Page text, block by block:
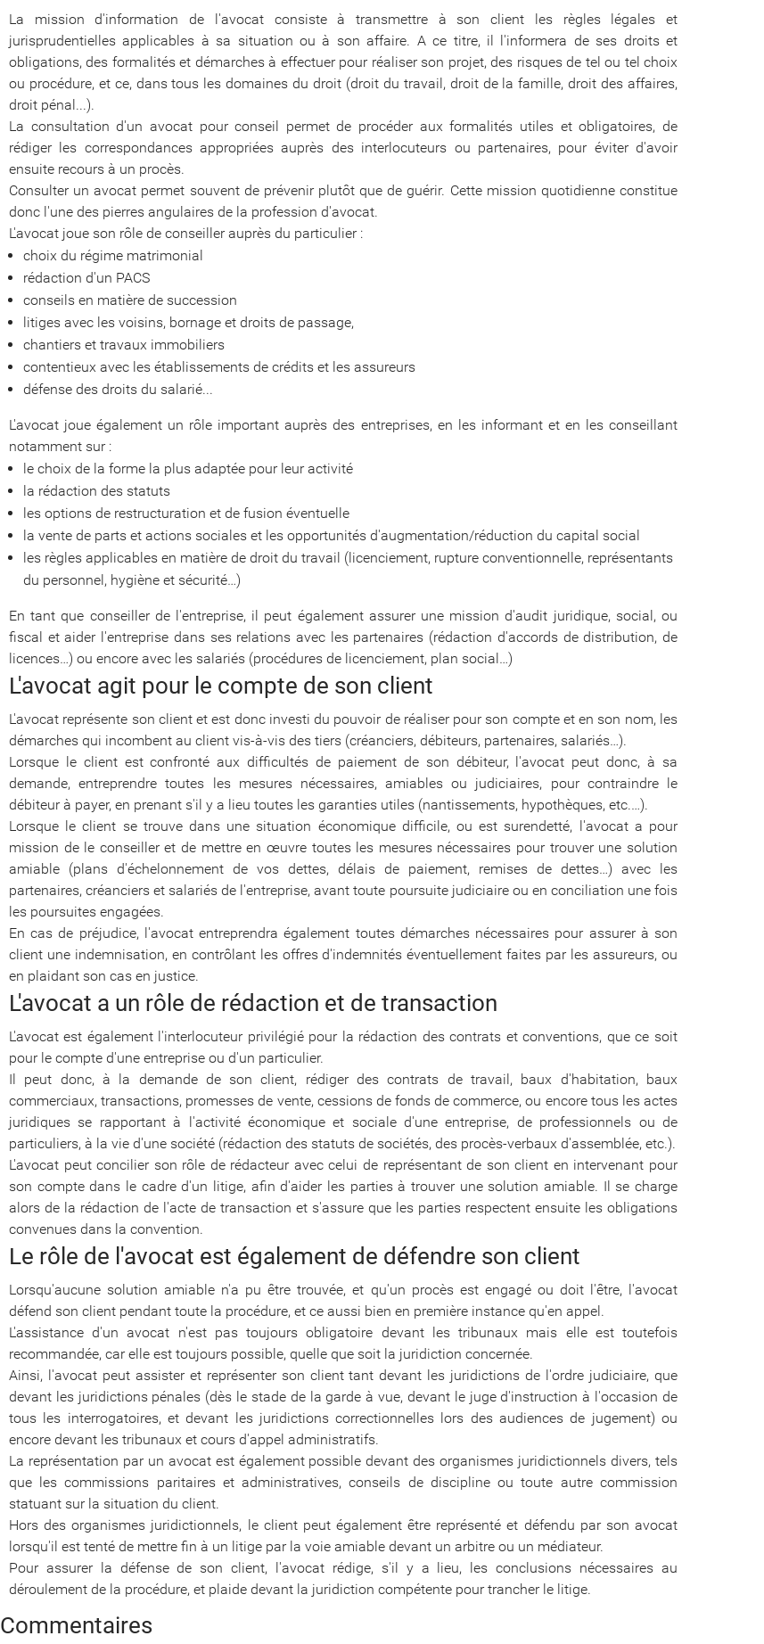
La mission d'information de l'avocat consiste à transmettre à son client les règles légales et
jurisprudentielles applicables à sa situation ou à son affaire. A ce titre, il l'informera de ses droits et
obligations, des formalités et démarches à effectuer pour réaliser son projet, des risques de tel ou tel choix
ou procédure, et ce, dans tous les domaines du droit (droit du travail, droit de la famille, droit des affaires,
droit pénal...).
La consultation d'un avocat pour conseil permet de procéder aux formalités utiles et obligatoires, de
rédiger les correspondances appropriées auprès des interlocuteurs ou partenaires, pour éviter d'avoir
ensuite recours à un procès.
Consulter un avocat permet souvent de prévenir plutôt que de guérir. Cette mission quotidienne constitue
donc l'une des pierres angulaires de la profession d'avocat.
L'avocat joue son rôle de conseiller auprès du particulier :
choix du régime matrimonial
rédaction d'un PACS
conseils en matière de succession
litiges avec les voisins, bornage et droits de passage,
chantiers et travaux immobiliers
contentieux avec les établissements de crédits et les assureurs
défense des droits du salarié...
L'avocat joue également un rôle important auprès des entreprises, en les informant et en les conseillant
notamment sur :
le choix de la forme la plus adaptée pour leur activité
la rédaction des statuts
les options de restructuration et de fusion éventuelle
la vente de parts et actions sociales et les opportunités d'augmentation/réduction du capital social
les règles applicables en matière de droit du travail (licenciement, rupture conventionnelle, représentants
du personnel, hygiène et sécurité…)
En tant que conseiller de l'entreprise, il peut également assurer une mission d'audit juridique, social, ou
fiscal et aider l'entreprise dans ses relations avec les partenaires (rédaction d'accords de distribution, de
licences…) ou encore avec les salariés (procédures de licenciement, plan social…)
L'avocat agit pour le compte de son client
L'avocat représente son client et est donc investi du pouvoir de réaliser pour son compte et en son nom, les
démarches qui incombent au client vis-à-vis des tiers (créanciers, débiteurs, partenaires, salariés…).
Lorsque le client est confronté aux difficultés de paiement de son débiteur, l'avocat peut donc, à sa
demande, entreprendre toutes les mesures nécessaires, amiables ou judiciaires, pour contraindre le
débiteur à payer, en prenant s'il y a lieu toutes les garanties utiles (nantissements, hypothèques, etc.…).
Lorsque le client se trouve dans une situation économique difficile, ou est surendetté, l'avocat a pour
mission de le conseiller et de mettre en œuvre toutes les mesures nécessaires pour trouver une solution
amiable (plans d'échelonnement de vos dettes, délais de paiement, remises de dettes…) avec les
partenaires, créanciers et salariés de l'entreprise, avant toute poursuite judiciaire ou en conciliation une fois
les poursuites engagées.
En cas de préjudice, l'avocat entreprendra également toutes démarches nécessaires pour assurer à son
client une indemnisation, en contrôlant les offres d'indemnités éventuellement faites par les assureurs, ou
en plaidant son cas en justice.
L'avocat a un rôle de rédaction et de transaction
L'avocat est également l'interlocuteur privilégié pour la rédaction des contrats et conventions, que ce soit
pour le compte d'une entreprise ou d'un particulier.
Il peut donc, à la demande de son client, rédiger des contrats de travail, baux d'habitation, baux
commerciaux, transactions, promesses de vente, cessions de fonds de commerce, ou encore tous les actes
juridiques se rapportant à l'activité économique et sociale d'une entreprise, de professionnels ou de
particuliers, à la vie d'une société (rédaction des statuts de sociétés, des procès-verbaux d'assemblée, etc.).
L'avocat peut concilier son rôle de rédacteur avec celui de représentant de son client en intervenant pour
son compte dans le cadre d'un litige, afin d'aider les parties à trouver une solution amiable. Il se charge
alors de la rédaction de l'acte de transaction et s'assure que les parties respectent ensuite les obligations
convenues dans la convention.
Le rôle de l'avocat est également de défendre son client
Lorsqu'aucune solution amiable n'a pu être trouvée, et qu'un procès est engagé ou doit l'être, l'avocat
défend son client pendant toute la procédure, et ce aussi bien en première instance qu'en appel.
L'assistance d'un avocat n'est pas toujours obligatoire devant les tribunaux mais elle est toutefois
recommandée, car elle est toujours possible, quelle que soit la juridiction concernée.
Ainsi, l'avocat peut assister et représenter son client tant devant les juridictions de l'ordre judiciaire, que
devant les juridictions pénales (dès le stade de la garde à vue, devant le juge d'instruction à l'occasion de
tous les interrogatoires, et devant les juridictions correctionnelles lors des audiences de jugement) ou
encore devant les tribunaux et cours d'appel administratifs.
La représentation par un avocat est également possible devant des organismes juridictionnels divers, tels
que les commissions paritaires et administratives, conseils de discipline ou toute autre commission
statuant sur la situation du client.
Hors des organismes juridictionnels, le client peut également être représenté et défendu par son avocat
lorsqu'il est tenté de mettre fin à un litige par la voie amiable devant un arbitre ou un médiateur.
Pour assurer la défense de son client, l'avocat rédige, s'il y a lieu, les conclusions nécessaires au
déroulement de la procédure, et plaide devant la juridiction compétente pour trancher le litige.
Commentaires